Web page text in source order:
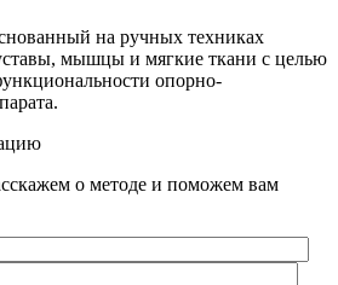
на ручных техниках
мышцы и мягкие ткани с целью
опорно-
о методе и поможем вам